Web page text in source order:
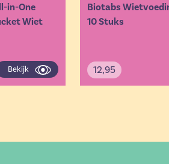
in-One
Wiet
Bekijk
Biotabs
10 Stuks
12,95